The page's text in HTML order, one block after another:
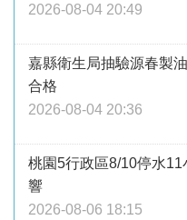
2026-08-04 20:49
嘉縣衛生局抽驗源春製
合格
2026-08-04 20:36
桃園5行政區8/10停水
響
2026-08-06 18:15